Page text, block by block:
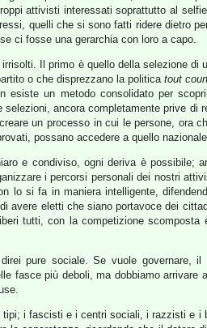
attivisti interessati soprattutto al
quelli che si sono fatti ridere dietro
ci fosse una gerarchia con loro a capo.
Il primo è quello della selezione
o che disprezzano la politicatout
esiste un metodo consolidato per
selezioni, ancora completamente prive
un processo in cui le persone, ora
possano accedere a quello
e condiviso, ogni deriva è possibile;
i percorsi personali dei nostri
lo si fa in maniera intelligente,
avere eletti che siano portavoce dei
tutti, con la competizione
pure sociale. Se vuole governare,
fasce più deboli, ma dobbiamo arrivare
i fascisti e i centri sociali, i razzisti e